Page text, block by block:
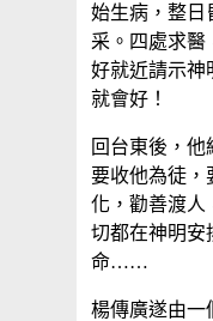
始生病，整日
采。四處求醫
好就近請示神
就會好！
回台東後，他
要收他為徒，
化，勸善渡人
切都在神明安
命……
楊傳廣遂由一